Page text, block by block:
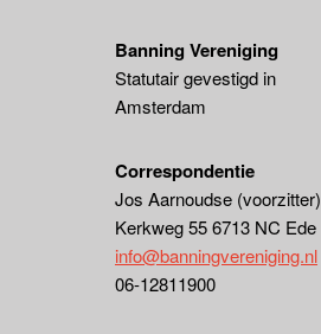
Banning Vereniging
Statutair gevestigd in
Amsterdam
Correspondentie
Jos Aarnoudse (voorzitter)
Kerkweg 55 6713 NC Ede
info@banningvereniging.nl
06-12811900